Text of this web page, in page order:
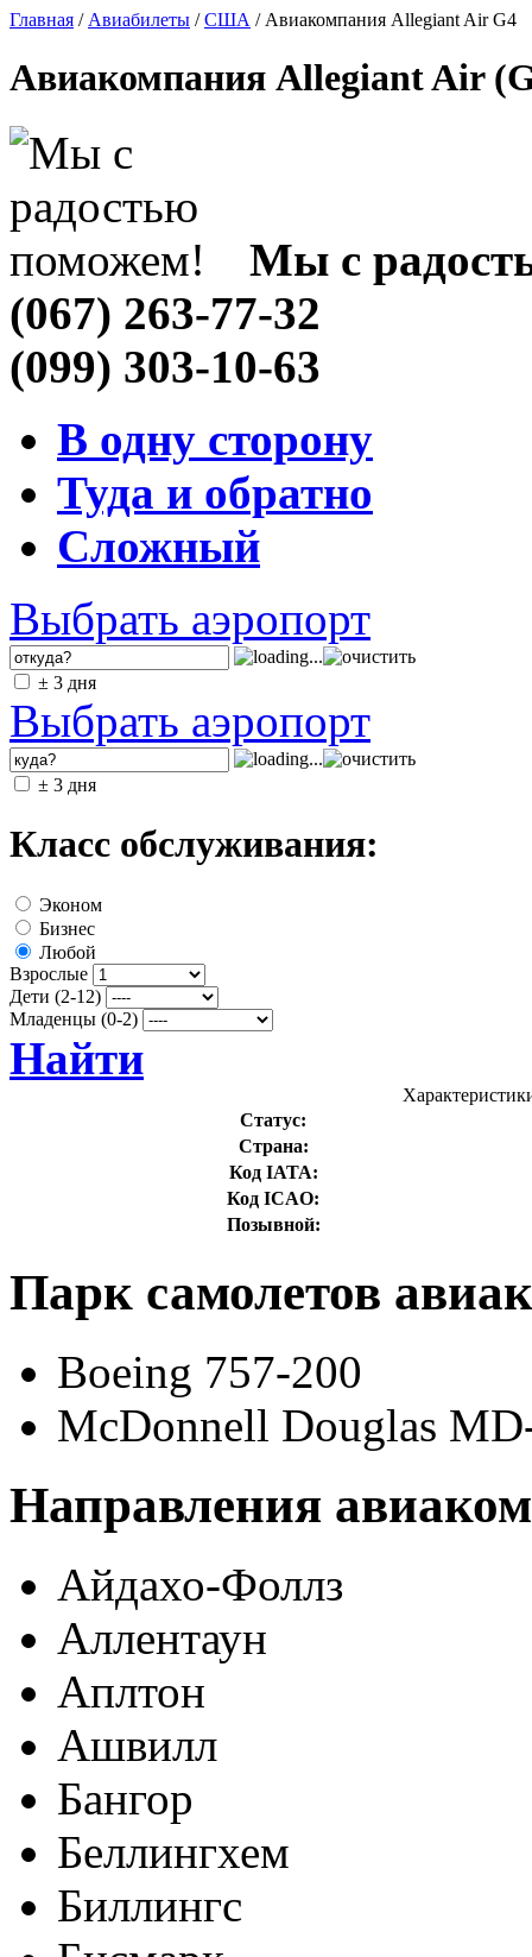
Главная / Авиабилеты /США / Авиакомпания Allegiant Air G4
Авиакомпания Allegiant Air
Мы с
(067) 263-77-32
(099) 303-10-63
В одну сторону
Туда и обратно
Сложный
Выбрать аэропорт
± 3 дня
Выбрать аэропорт
± 3 дня
Класс обслуживания:
Эконом
Бизнес
Любой
Взрослые
Дети (2-12)
Младенцы (0-2)
Найти
Статус:
Страна:
Код IATA:
Код ICAO:
Позывной:
Парк самолетов
Boeing 757-200
McDonnell Douglas
Направления
Айдахо-Фоллз
Аллентаун
Аплтон
Ашвилл
Бангор
Беллингхем
Биллингс